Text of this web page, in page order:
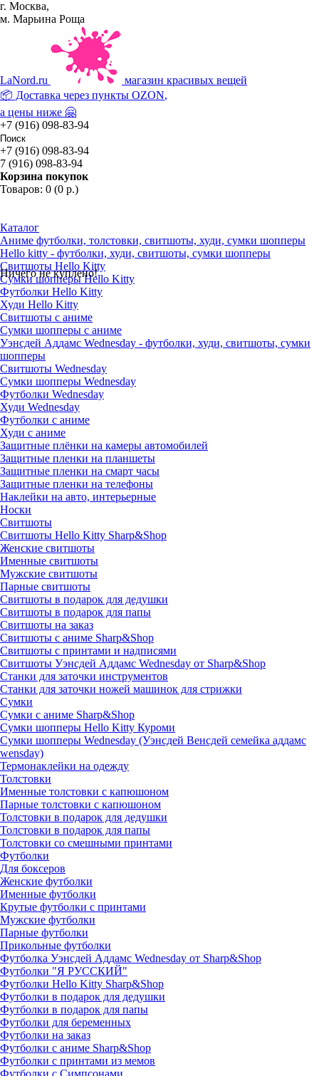
г. Москва,
м. Марьина Роща
LaNord.ru
магазин красивых вещей
📦 Доставка через пункты OZON,
а цены ниже 🤗
+7 (916) 098-83-94
+7 (916) 098-83-94
7 (916) 098-83-94
Корзина покупок
Товаров: 0 (0 р.)
Ничего не куплено!
Каталог
Аниме футболки, толстовки, свитшоты, худи, сумки шопперы
Hello kitty - футболки, худи, свитшоты, сумки шопперы
Свитшоты Hello Kitty
Сумки шопперы Hello Kitty
Футболки Hello Kitty
Худи Hello Kitty
Свитшоты с аниме
Сумки шопперы с аниме
Уэнсдей Аддамс Wednesday - футболки, худи, свитшоты, сумки
шопперы
Свитшоты Wednesday
Сумки шопперы Wednesday
Футболки Wednesday
Худи Wednesday
Футболки с аниме
Худи с аниме
Защитные плёнки на камеры автомобилей
Защитные пленки на планшеты
Защитные пленки на смарт часы
Защитные пленки на телефоны
Наклейки на авто, интерьерные
Носки
Свитшоты
Cвитшоты Hello Kitty Sharp&Shop
Женские свитшоты
Именные свитшоты
Мужские свитшоты
Парные свитшоты
Свитшоты в подарок для дедушки
Свитшоты в подарок для папы
Свитшоты на заказ
Свитшоты с аниме Sharp&Shop
Свитшоты с принтами и надписями
Свитшоты Уэнсдей Аддамс Wednesday от Sharp&Shop
Станки для заточки инструментов
Станки для заточки ножей машинок для стрижки
Сумки
Сумки с аниме Sharp&Shop
Сумки шопперы Hello Kitty Куроми
Сумки шопперы Wednesday (Уэнсдей Венсдей семейка аддамс
wensday)
Термонаклейки на одежду
Толстовки
Именные толстовки с капюшоном
Парные толстовки с капюшоном
Толстовки в подарок для дедушки
Толстовки в подарок для папы
Толстовки со смешными принтами
Футболки
Для боксеров
Женские футболки
Именные футболки
Крутые футболки с принтами
Мужские футболки
Парные футболки
Прикольные футболки
Футболка Уэнсдей Аддамс Wednesday от Sharp&Shop
Футболки "Я РУССКИЙ"
Футболки Hello Kitty Sharp&Shop
Футболки в подарок для дедушки
Футболки в подарок для папы
Футболки для беременных
Футболки на заказ
Футболки с аниме Sharp&Shop
Футболки с принтами из мемов
Футболки с Симпсонами